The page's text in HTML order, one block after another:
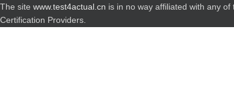
The site www.test4actual.cn is in no way affiliated with any
Certification Providers.